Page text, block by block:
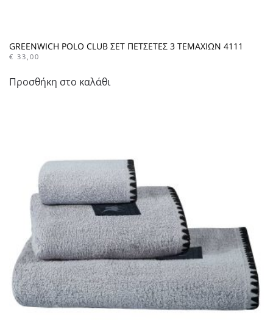
GREENWICH POLO CLUB ΣΕΤ ΠΕΤΣΕΤΕΣ 3 ΤΕΜΑΧΙΩΝ 4111
€ 33,00
Προσθήκη στο καλάθι